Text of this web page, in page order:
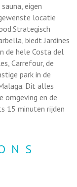
eigen
locatie
biedt Jardines
de hele Costa del
Carrefour, de
park in de
Dit alles
omgeving en de
15 minuten rijden